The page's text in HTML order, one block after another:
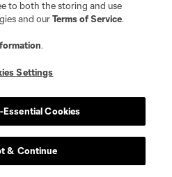
to both the storing and use
and ourTerms of Service.
.
Settings
Essential Cookies
& Continue